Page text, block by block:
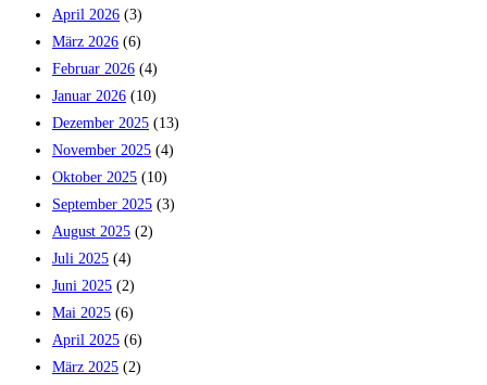
April 2026 (3)
März 2026 (6)
Februar 2026 (4)
Januar 2026 (10)
Dezember 2025 (13)
November 2025 (4)
Oktober 2025 (10)
September 2025 (3)
August 2025 (2)
Juli 2025 (4)
Juni 2025 (2)
Mai 2025 (6)
April 2025 (6)
März 2025 (2)